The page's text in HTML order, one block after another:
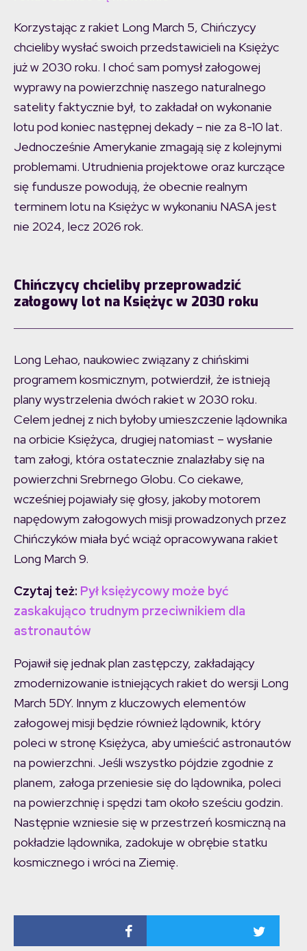
Korzystając z rakiet Long March 5, Chińczycy
chcieliby wysłać swoich przedstawicieli na Księżyc
już w 2030 roku. I choć sam pomysł załogowej
wyprawy na powierzchnię naszego naturalnego
satelity faktycznie był, to zakładał on wykonanie
lotu pod koniec następnej dekady – nie za 8-10 lat.
Jednocześnie Amerykanie zmagają się z kolejnymi
problemami. Utrudnienia projektowe oraz kurczące
się fundusze powodują, że obecnie realnym
terminem lotu na Księżyc w wykonaniu NASA jest
nie 2024, lecz 2026 rok.
Chińczycy chcieliby przeprowadzić
załogowy lot na Księżyc w 2030 roku
Long Lehao, naukowiec związany z chińskimi
programem kosmicznym, potwierdził, że istnieją
plany wystrzelenia dwóch rakiet w 2030 roku.
Celem jednej z nich byłoby umieszczenie lądownika
na orbicie Księżyca, drugiej natomiast – wysłanie
tam załogi, która ostatecznie znalazłaby się na
powierzchni Srebrnego Globu. Co ciekawe,
wcześniej pojawiały się głosy, jakoby motorem
napędowym załogowych misji prowadzonych przez
Chińczyków miała być wciąż opracowywana rakiet
Long March 9.
Czytaj też: Pył księżycowy może być
zaskakująco trudnym przeciwnikiem dla
astronautów
Pojawił się jednak plan zastępczy, zakładający
zmodernizowanie istniejących rakiet do wersji Long
March 5DY. Innym z kluczowych elementów
załogowej misji będzie również lądownik, który
poleci w stronę Księżyca, aby umieścić astronautów
na powierzchni. Jeśli wszystko pójdzie zgodnie z
planem, załoga przeniesie się do lądownika, poleci
na powierzchnię i spędzi tam około sześciu godzin.
Następnie wzniesie się w przestrzeń kosmiczną na
pokładzie lądownika, zadokuje w obrębie statku
kosmicznego i wróci na Ziemię.